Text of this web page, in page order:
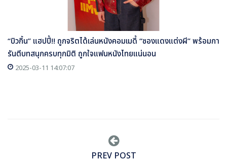
“บิวกิ้น” แฮปปี้!! ถูกจริตได้เล่นหนังคอมเมดี้ “ซองแดงแต่งผี” พร้อมกา
รันตีบทสนุกครบทุกมิติ ถูกใจแฟนหนังไทยแน่นอน
2025-03-11 14:07:07
PREV POST